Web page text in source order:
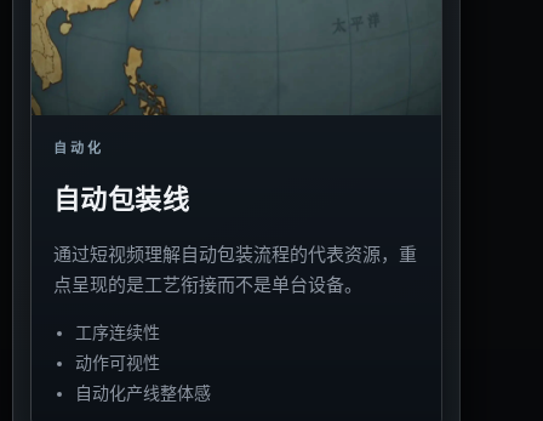
自动化
自动包装线
通过短视频理解自动包装流程的代表资源，重
点呈现的是工艺衔接而不是单台设备。
工序连续性
动作可视性
自动化产线整体感